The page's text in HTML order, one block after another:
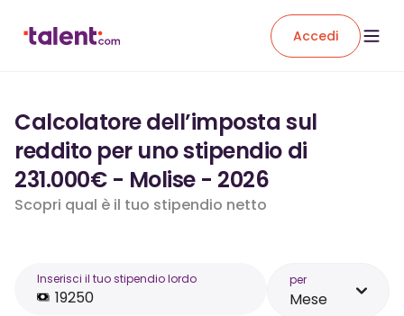
Accedi
Calcolatore dell’imposta sul
reddito per uno stipendio di
231.000€ - Molise - 2026
Scopri qual è il tuo stipendio netto
Inserisci il tuo stipendio lordo per
Mese